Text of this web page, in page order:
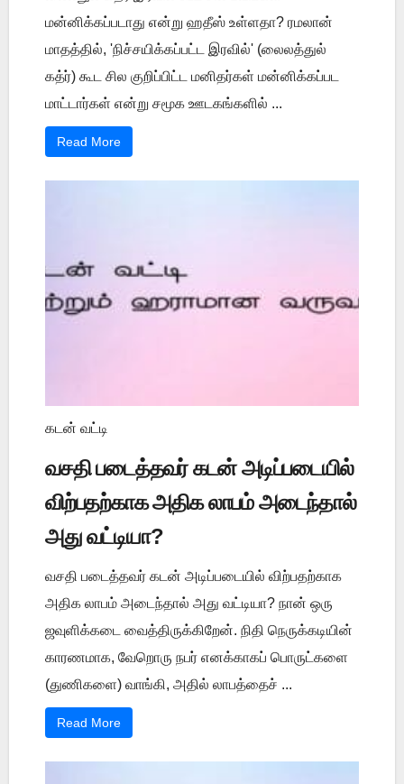
மன்னிக்கப்படாது என்று ஹதீஸ் உள்ளதா? ரமலான்
மாதத்தில், 'நிச்சயிக்கப்பட்ட இரவில்' (லைலத்துல்
கத்ர்) கூட சில குறிப்பிட்ட மனிதர்கள் மன்னிக்கப்பட
மாட்டார்கள் என்று சமூக ஊடகங்களில் ...
Read More
கடன் வட்டி
வசதி படைத்தவர் கடன் அடிப்படையில்
விற்பதற்காக அதிக லாபம் அடைந்தால்
அது வட்டியா?
வசதி படைத்தவர் கடன் அடிப்படையில் விற்பதற்காக
அதிக லாபம் அடைந்தால் அது வட்டியா? நான் ஒரு
ஜவுளிக்கடை வைத்திருக்கிறேன். நிதி நெருக்கடியின்
காரணமாக, வேறொரு நபர் எனக்காகப் பொருட்களை
(துணிகளை) வாங்கி, அதில் லாபத்தைச் ...
Read More